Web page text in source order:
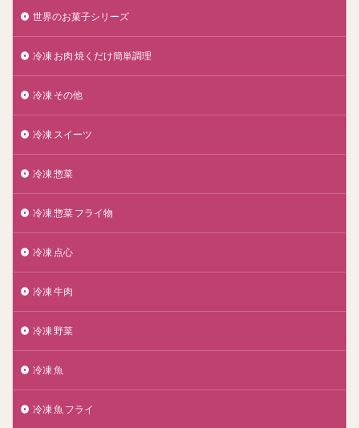
世界のお菓子シリーズ
冷凍 お肉 焼くだけ簡単調理
冷凍 その他
冷凍 スイーツ
冷凍 惣菜
冷凍 惣菜 フライ物
冷凍 点心
冷凍 牛肉
冷凍 野菜
冷凍 魚
冷凍 魚 フライ